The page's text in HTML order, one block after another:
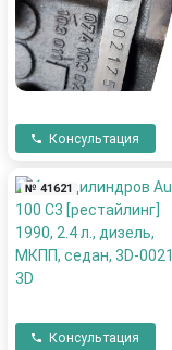
Консультация
№ 41621
Консультация